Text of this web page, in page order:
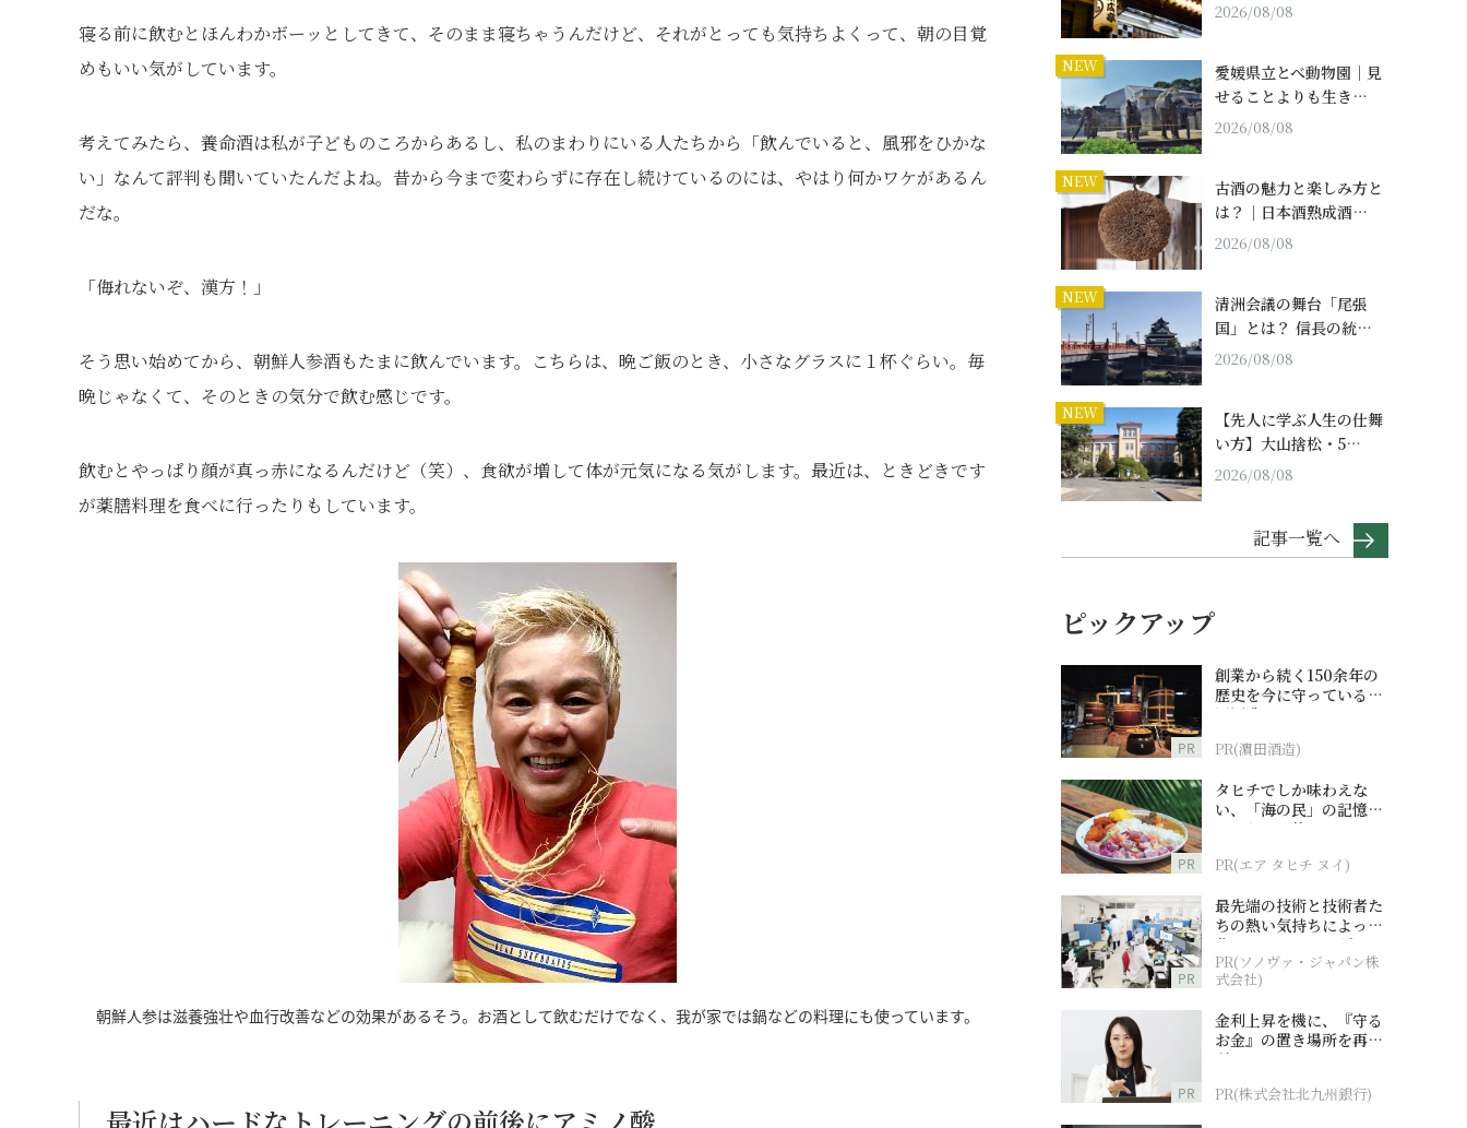
寝る前に飲むとほんわかボーッとしてきて、そのまま寝ちゃうんだけど、それがとっても気持ちよくって、朝の目覚
めもいい気がしています。
考えてみたら、養命酒は私が子どものころからあるし、私のまわりにいる人たちから「飲んでいると、風邪をひかな
い」なんて評判も聞いていたんだよね。昔から今まで変わらずに存在し続けているのには、やはり何かワケがあるん
だな。
「侮れないぞ、漢方！」
そう思い始めてから、朝鮮人参酒もたまに飲んでいます。こちらは、晩ご飯のとき、小さなグラスに１杯ぐらい。毎
晩じゃなくて、そのときの気分で飲む感じです。
飲むとやっぱり顔が真っ赤になるんだけど（笑）、食欲が増して体が元気になる気がします。最近は、ときどきです
が薬膳料理を食べに行ったりもしています。
朝鮮人参は滋養強壮や血行改善などの効果があるそう。お酒として飲むだけでなく、我が家では鍋などの料理にも使っています。
2026/08/08
NEW
愛媛県立とべ動物園｜見
せることよりも生き…
2026/08/08
NEW
古酒の魅力と楽しみ方と
は？｜日本酒熟成酒…
2026/08/08
NEW
清洲会議の舞台「尾張
国」とは？ 信長の統…
2026/08/08
NEW
【先人に学ぶ人生の仕舞
い方】大山捨松・5…
2026/08/08
記事一覧へ
ピックアップ
PR
創業から続く150余年の
歴史を今に守っている濵
田酒造
PR(濵田酒造)
PR
タヒチでしか味わえな
い、「海の民」の記憶へ
とつながる旅
PR(エア タヒチ ヌイ)
PR
最先端の技術と技術者た
ちの熱い気持ちによって
作られているオーダーメ
イド補聴器
PR(ソノヴァ・ジャパン株
式会社)
PR
金利上昇を機に、『守る
お金』の置き場所を再検
討
PR(株式会社北九州銀行)